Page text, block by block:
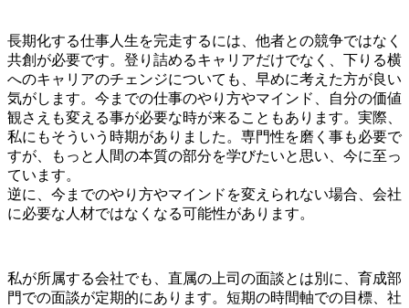
長期化する仕事人生を完走するには、他者との競争ではなく
共創が必要です。登り詰めるキャリアだけでなく、下りる横
へのキャリアのチェンジについても、早めに考えた方が良い
気がします。今までの仕事のやり方やマインド、自分の価値
観さえも変える事が必要な時が来ることもあります。実際、
私にもそういう時期がありました。専門性を磨く事も必要で
すが、もっと人間の本質の部分を学びたいと思い、今に至っ
ています。
逆に、今までのやり方やマインドを変えられない場合、会社
に必要な人材ではなくなる可能性があります。
私が所属する会社でも、直属の上司の面談とは別に、育成部
門での面談が定期的にあります。短期の時間軸での目標、社